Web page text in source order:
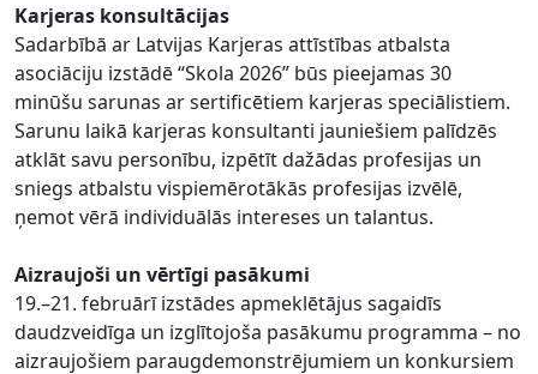
Karjeras konsultācijas
Sadarbībā ar Latvijas Karjeras attīstības atbalsta
asociāciju izstādē “Skola 2026” būs pieejamas 30
minūšu sarunas ar sertificētiem karjeras speciālistiem.
Sarunu laikā karjeras konsultanti jauniešiem palīdzēs
atklāt savu personību, izpētīt dažādas profesijas un
sniegs atbalstu vispiemērotākās profesijas izvēlē,
ņemot vērā individuālās intereses un talantus.
Aizraujoši un vērtīgi pasākumi
19.–21. februārī izstādes apmeklētājus sagaidīs
daudzveidīga un izglītojoša pasākumu programma – no
aizraujošiem paraugdemonstrējumiem un konkursiem